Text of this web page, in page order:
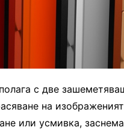
с две
на
или усмивка,